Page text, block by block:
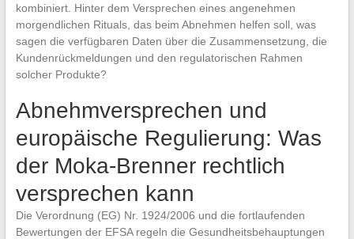
kombiniert. Hinter dem Versprechen eines angenehmen
morgendlichen Rituals, das beim Abnehmen helfen soll, was
sagen die verfügbaren Daten über die Zusammensetzung, die
Kundenrückmeldungen und den regulatorischen Rahmen
solcher Produkte?
Abnehmversprechen und
europäische Regulierung: Was
der Moka-Brenner rechtlich
versprechen kann
Die Verordnung (EG) Nr. 1924/2006 und die fortlaufenden
Bewertungen der EFSA regeln die Gesundheitsbehauptungen